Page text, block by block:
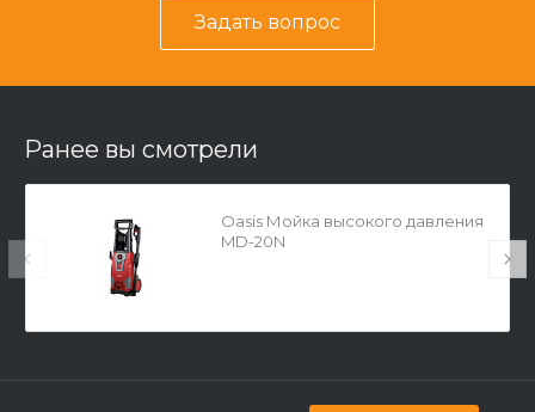
Задать вопрос
Ранее вы смотрели
Oasis Мойка высокого давления
MD-20N